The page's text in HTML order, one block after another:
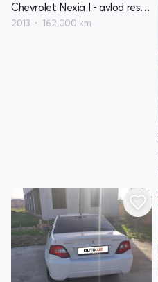
Chevrolet Nexia I - avlod restayling
2013 162 000 km